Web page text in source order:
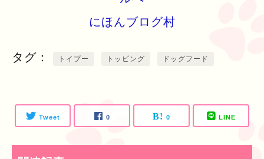
にほんブログ村
タグ トイプー トッピング ドッグフード
Tweet 0 0 LINE